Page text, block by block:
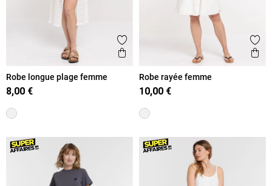
Ajouter aux favoris
Aperçu rapide
Robe longue plage femme
8,00 €
Robe rayée femme
10,00 €